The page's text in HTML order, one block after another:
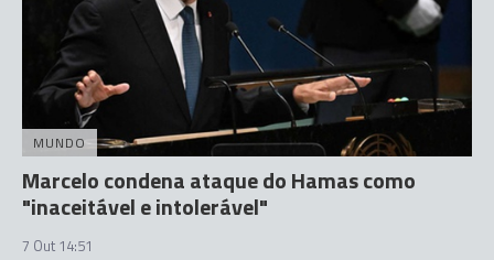
MUNDO
Marcelo condena ataque do Hamas como
"inaceitável e intolerável"
7 Out 14:51